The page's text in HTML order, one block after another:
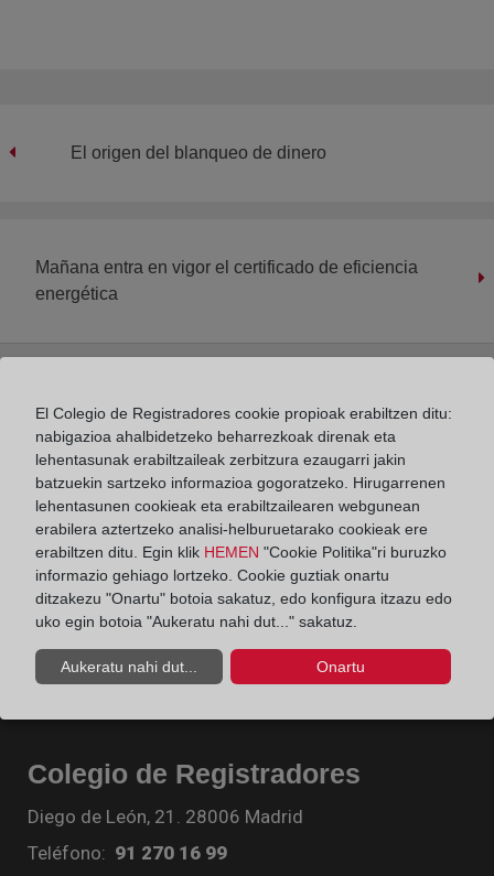
El origen del blanqueo de dinero
Mañana entra en vigor el certificado de eficiencia
energética
Colegio de Registradores
Diego de León, 21. 28006 Madrid
Teléfono: 91 270 16 99
El Colegio de Registradores cookie propioak erabiltzen ditu:
nabigazioa ahalbidetzeko beharrezkoak direnak eta
lehentasunak erabiltzaileak zerbitzura ezaugarri jakin
batzuekin sartzeko informazioa gogoratzeko. Hirugarrenen
lehentasunen cookieak eta erabiltzailearen webgunean
erabilera aztertzeko analisi-helburuetarako cookieak ere
erabiltzen ditu. Egin klik HEMEN "Cookie Politika"ri buruzko
informazio gehiago lortzeko. Cookie guztiak onartu
ditzakezu "Onartu" botoia sakatuz, edo konfigura itzazu edo
uko egin botoia "Aukeratu nahi dut..." sakatuz.
Aukeratu nahi dut... Onartu